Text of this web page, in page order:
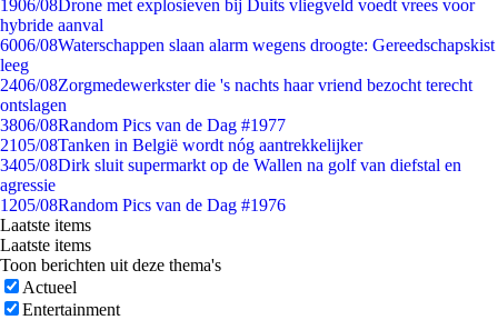
1906/08Drone met explosieven bij Duits vliegveld voedt vrees voor
hybride aanval
6006/08Waterschappen slaan alarm wegens droogte: Gereedschapskist
leeg
2406/08Zorgmedewerkster die 's nachts haar vriend bezocht terecht
ontslagen
3806/08Random Pics van de Dag #1977
2105/08Tanken in België wordt nóg aantrekkelijker
3405/08Dirk sluit supermarkt op de Wallen na golf van diefstal en
agressie
1205/08Random Pics van de Dag #1976
Laatste items
Laatste items
Toon berichten uit deze thema's
Actueel
Entertainment